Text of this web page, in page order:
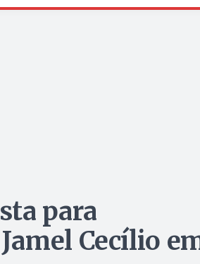
para
Cecílio